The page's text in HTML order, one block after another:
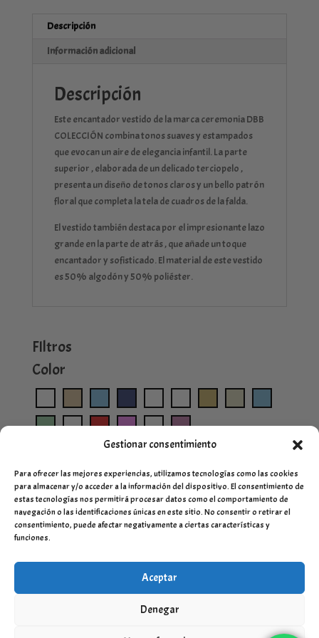
Gestionar consentimiento
Para ofrecer las mejores experiencias, utilizamos tecnologías como las cookies
para almacenar y/o acceder a la información del dispositivo. El consentimiento de
estas tecnologías nos permitirá procesar datos como el comportamiento de
navegación o las identificaciones únicas en este sitio. No consentir o retirar el
consentimiento, puede afectar negativamente a ciertas características y
funciones.
Aceptar
Denegar
Descripción
Información adicional
Descripción
Este encantador vestido de la marca ceremonia DBB
COLECCIÓN combina tonos suaves y estampados
que evocan un aire de elegancia infantil. La parte
superior , elaborada de un delicado terciopelo ,
presenta un diseño de tonos claros y un bello patrón
floral que completa la tela de cuadros de la falda.
El vestido también destaca por el impresionante lazo
grande en la parte de atrás , que añade un toque
encantador y sofisticado. El material de este vestido
es 50% algodón y 50% poliéster.
FIltros
Color